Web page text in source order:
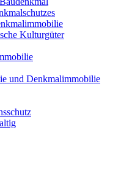
Kulturgüter
und Denkmalimmobilie